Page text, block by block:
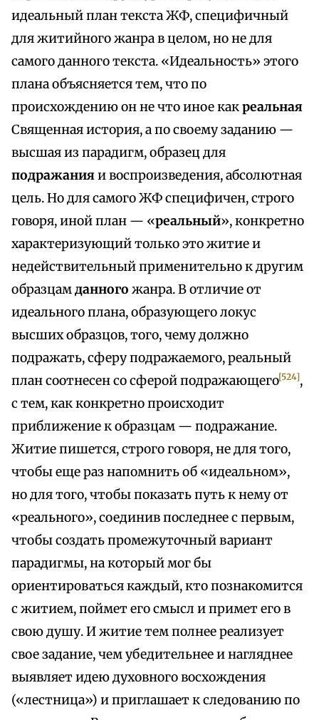
идеальный план текста ЖФ, специфичный
для житийного жанра в целом, но не для
самого данного текста. «Идеальность» этого
плана объясняется тем, что по
происхождению он не что иное какреальная
Священная история, а по своему заданию —
высшая из парадигм, образец для
подражанияи воспроизведения, абсолютная
цель. Но для самого ЖФ специфичен, строго
говоря, иной план — «реальный», конкретно
характеризующий только это житие и
недействительный применительно к другим
образцамданного жанра. В отличие от
идеального плана, образующего локус
высших образцов, того, чему должно
подражать, сферу подражаемого, реальный
план соотнесен со сферой подражающего[524],
с тем, как конкретно происходит
приближение к образцам — подражание.
Житие пишется, строго говоря, не для того,
чтобы еще раз напомнить об «идеальном»,
но для того, чтобы показать путь к нему от
«реального», соединив последнее с первым,
чтобы создать промежуточный вариант
парадигмы, на который мог бы
ориентироваться каждый, кто познакомится
с житием, поймет его смысл и примет его в
свою душу. И житие тем полнее реализует
свое задание, чем убедительнее и нагляднее
выявляет идею духовного восхождения
(«лестница») и приглашает к следованию по